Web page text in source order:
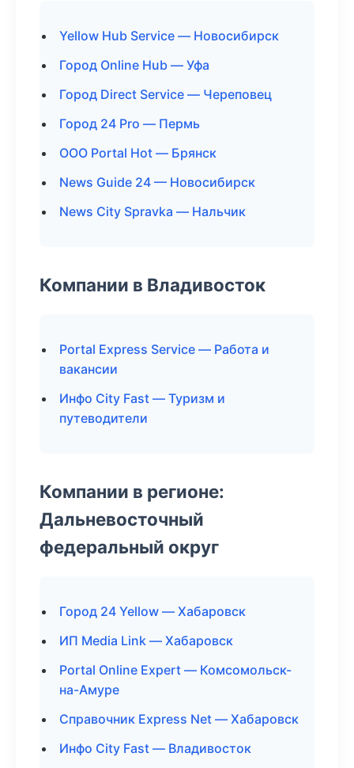
Yellow Hub Service — Новосибирск
Город Online Hub — Уфа
Город Direct Service — Череповец
Город 24 Pro — Пермь
ООО Portal Hot — Брянск
News Guide 24 — Новосибирск
News City Spravka — Нальчик
Компании в Владивосток
Portal Express Service — Работа и
вакансии
Инфо City Fast — Туризм и
путеводители
Компании в регионе:
Дальневосточный
федеральный округ
Город 24 Yellow — Хабаровск
ИП Media Link — Хабаровск
Portal Online Expert — Комсомольск-
на-Амуре
Справочник Express Net — Хабаровск
Инфо City Fast — Владивосток